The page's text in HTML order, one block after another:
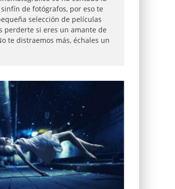
de fotógrafos, por eso te
selección de películas
perderte si eres un amante de
te distraemos más, échales un